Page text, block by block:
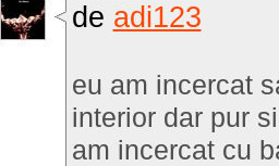
de adi123
eu am incercat
interior dar pur
am incercat cu